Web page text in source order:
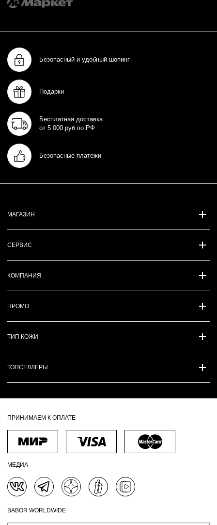
Безопасный и удобный шопинг
Подарки
Бесплатная доставка
от 5 000 руб по РФ
Безопасные платежи
МАГАЗИН
СЕРВИС
КОМПАНИЯ
ПРОМО
ТИП КОЖИ
ТОПСЕЛЛЕРЫ
ПРИНИМАЕМ К ОПЛАТЕ
МЕДИА
BABOR WORLDWIDE